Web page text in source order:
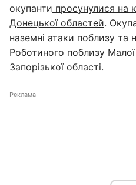
окупанти просунулися на
Донецької областей.
наземні атаки поблизу та
Роботиного поблизу
Запорізької області.
Реклама